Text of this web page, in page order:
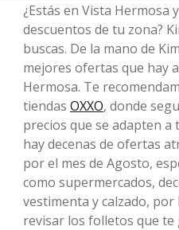
¿Estás en Vista Hermosa
descuentos de tu zona?
buscas. De la mano de
mejores ofertas que hay
Hermosa. Te
tiendas OXXO, donde
precios que se adapten
hay decenas de ofertas
por el mes de Agosto,
como supermercados,
vestimenta y calzado,
revisar los folletos que